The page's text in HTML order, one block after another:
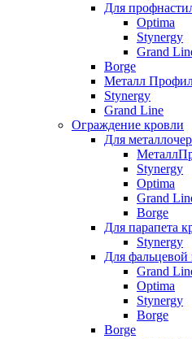
Для
Optima
Stynergy
Grand
Borge
Металл
Stynergy
Grand Line
Ограждение кровли
Для
Stynergy
Optima
Grand
Borge
Для парапета
Stynergy
Для фальцевой
Grand
Optima
Stynergy
Borge
Borge